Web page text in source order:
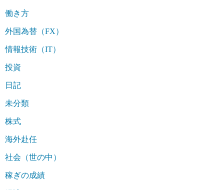
働き方
外国為替（FX）
情報技術（IT）
投資
日記
未分類
株式
海外赴任
社会（世の中）
稼ぎの成績